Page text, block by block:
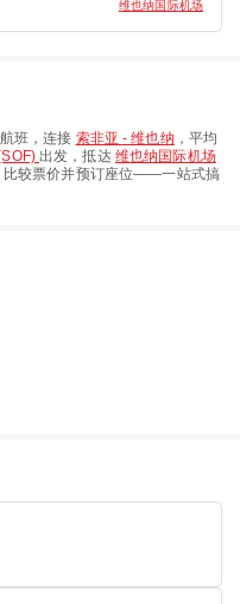
维也纳国际机场
班，连接 索非亚 - 维也纳 ，平均
出发，抵达 维也纳国际机场
比较票价并预订座位——一站式搞